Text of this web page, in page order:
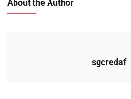
About the Author
sgcredaf